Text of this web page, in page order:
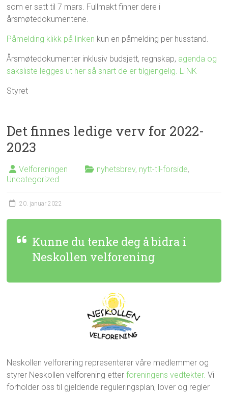
som er satt til 7 mars. Fullmakt finner dere i
årsmøtedokumentene.
Påmelding klikk på linken kun en påmelding per husstand.
Årsmøtedokumenter inklusiv budsjett, regnskap, agenda og
saksliste legges ut her så snart de er tilgjengelig. LINK
Styret
Det finnes ledige verv for 2022-
2023
Velforeningen nyhetsbrev, nytt-til-forside,
Uncategorized
20. januar 2022
Kunne du tenke deg å bidra i
Neskollen velforening
Neskollen velforening representerer våre medlemmer og
styrer Neskollen velforening etterforeningens vedtekter. Vi
forholder oss til gjeldende reguleringsplan, lover og regler